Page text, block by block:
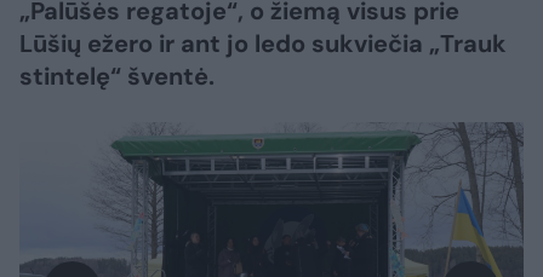
„Palūšės regatoje“, o žiemą visus prie
Lūšių ežero ir ant jo ledo sukviečia „Trauk
stintelę“ šventė.